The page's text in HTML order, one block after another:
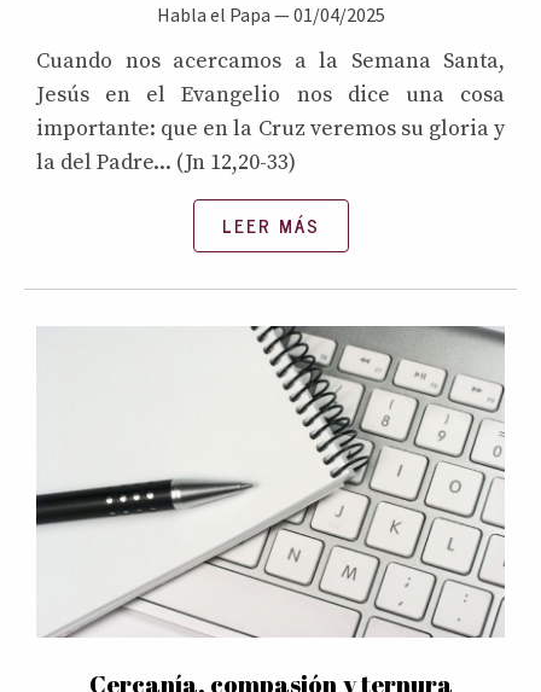
Habla el Papa —01/04/2025
Cuando nos acercamos a la Semana Santa,
Jesús en el Evangelio nos dice una cosa
importante: que en la Cruz veremos su gloria y
la del Padre... (Jn 12,20-33)
LEER MÁS
Cercanía, compasión y ternura